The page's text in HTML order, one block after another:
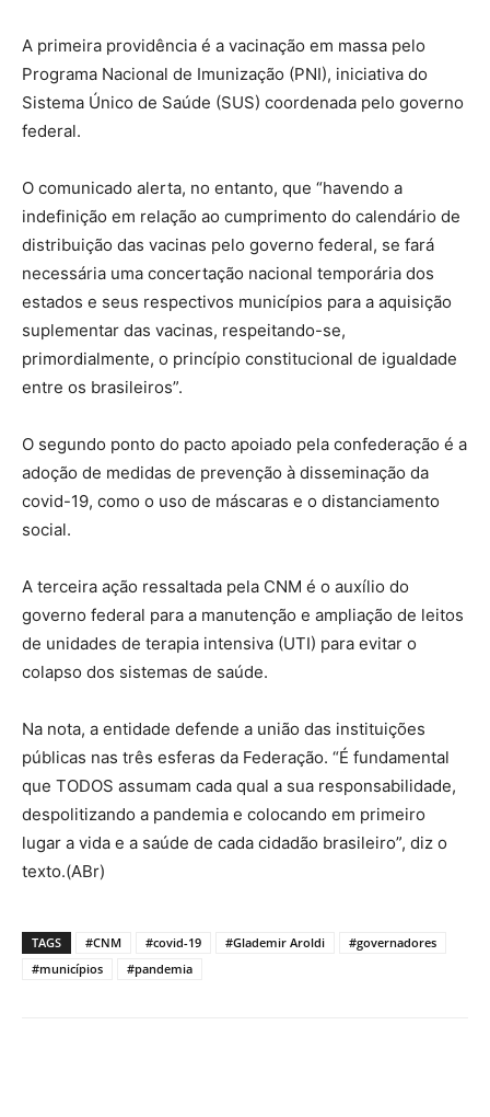
A primeira providência é a vacinação em massa pelo
Programa Nacional de Imunização (PNI), iniciativa do
Sistema Único de Saúde (SUS) coordenada pelo governo
federal.
O comunicado alerta, no entanto, que “havendo a
indefinição em relação ao cumprimento do calendário de
distribuição das vacinas pelo governo federal, se fará
necessária uma concertação nacional temporária dos
estados e seus respectivos municípios para a aquisição
suplementar das vacinas, respeitando-se,
primordialmente, o princípio constitucional de igualdade
entre os brasileiros”.
O segundo ponto do pacto apoiado pela confederação é a
adoção de medidas de prevenção à disseminação da
covid-19, como o uso de máscaras e o distanciamento
social.
A terceira ação ressaltada pela CNM é o auxílio do
governo federal para a manutenção e ampliação de leitos
de unidades de terapia intensiva (UTI) para evitar o
colapso dos sistemas de saúde.
Na nota, a entidade defende a união das instituições
públicas nas três esferas da Federação. “É fundamental
que TODOS assumam cada qual a sua responsabilidade,
despolitizando a pandemia e colocando em primeiro
lugar a vida e a saúde de cada cidadão brasileiro”, diz o
texto.(ABr)
TAGS #CNM #covid-19 #Glademir Aroldi
#governadores
#municípios
#pandemia